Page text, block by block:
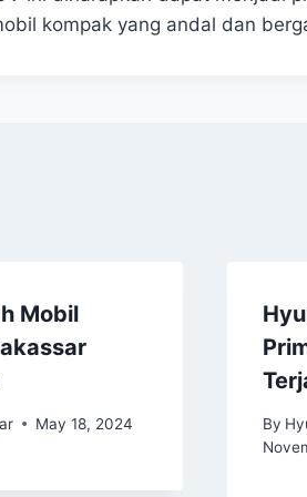
kompak yang andal dan
Mobil
May 18, 2024 By